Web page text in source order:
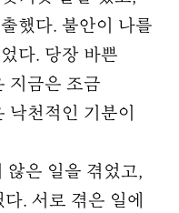
했다. 불안이 나를
다. 당장 바쁜
지금은 조금
천적인 기분이
않은 일을 겪었고,
. 서로 겪은 일에